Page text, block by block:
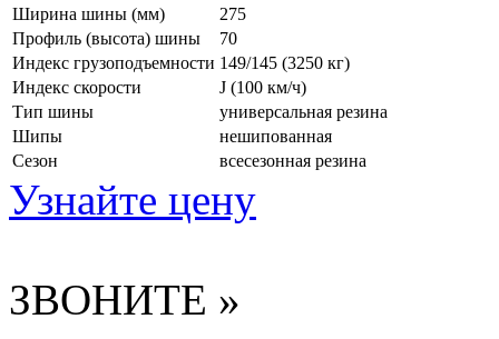
Ширина шины (мм)
275
Профиль (высота) шины
70
Индекс грузоподъемности 149/145 (3250 кг)
Индекс скорости
J (100 км/ч)
Тип шины
универсальная резина
Шипы
нешипованная
Сезон
всесезонная резина
Узнайте цену
ЗВОНИТЕ »